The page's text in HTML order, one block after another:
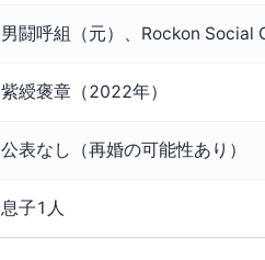
男闘呼組（元）、Rockon Social
紫綬褒章（2022年）
公表なし（再婚の可能性あり）
息子1人